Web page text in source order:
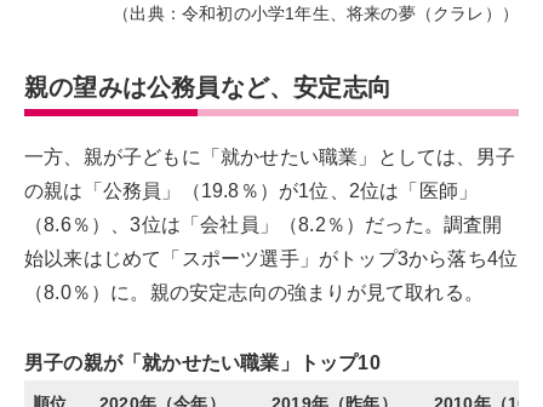
（出典：令和初の小学1年生、将来の夢（クラレ））
親の望みは公務員など、安定志向
一方、親が子どもに「就かせたい職業」としては、男子
の親は「公務員」（19.8％）が1位、2位は「医師」
（8.6％）、3位は「会社員」（8.2％）だった。調査開
始以来はじめて「スポーツ選手」がトップ3から落ち4位
（8.0％）に。親の安定志向の強まりが見て取れる。
男子の親が「就かせたい職業」トップ10
順位 2020年（今年） 2019年（昨年） 2010年（10